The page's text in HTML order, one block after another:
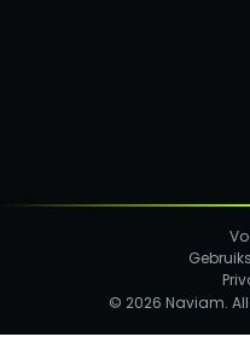
© 2026 Naviam.